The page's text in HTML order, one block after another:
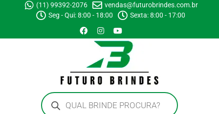
(11) 99392-2076
vendas@futurobrindes.com.br
Seg - Qui: 8:00 - 18:00
Sexta: 8:00 - 17:00